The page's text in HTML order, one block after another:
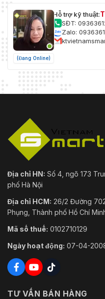
(Đang Online)
Hỗ trợ kỹ thuật:
SĐT:
Zalo:
Địa chỉ HN: Số 4, ngõ 173
phố Hà Nội
Địa chỉ HCM: 26/2 Đường
Phụng, Thành phố Hồ Chí
Mã số thuế: 0102710129
Ngày hoạt động: 07-04-
TƯ VẤN BÁN HÀNG